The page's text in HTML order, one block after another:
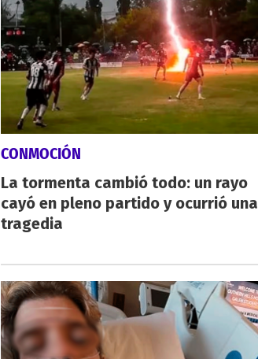
CONMOCIÓN
La tormenta cambió todo: un rayo
cayó en pleno partido y ocurrió una
tragedia